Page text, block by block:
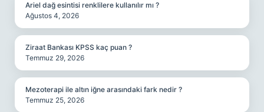
Ariel dağ esintisi renklilere kullanılır mı ?
Ağustos 4, 2026
Ziraat Bankası KPSS kaç puan ?
Temmuz 29, 2026
Mezoterapi ile altın iğne arasındaki fark nedir ?
Temmuz 25, 2026